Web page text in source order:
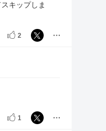
キップしま
2
1